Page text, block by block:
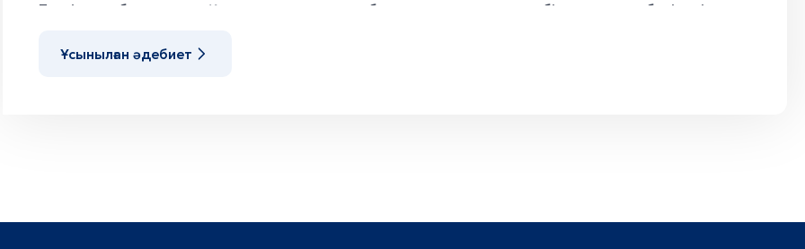
Түркістан облысындағы Қарнақ қалашығынан табылған тас құлпытастар бірнеше түрге бөлінеді: олар
шағын құлпытастар, көлемді жұмыр қашау және эпиграфикамен ерекшеленетін параллелепипед
Күмбезді кесенелердің бірқатарының қабырғалары мен күмбездерінің киіз үйдің ішкі көрінісін
Ұсынылған әдебиет